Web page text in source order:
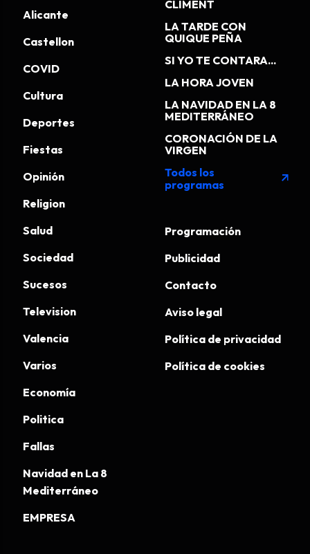
Alicante
Castellon
COVID
Cultura
Deportes
Fiestas
Opinión
Religion
Salud
Sociedad
Sucesos
Television
Valencia
Varios
Economía
Politica
Fallas
Navidad en La 8
Mediterráneo
EMPRESA
CLIMENT
LA TARDE CON
QUIQUE PEÑA
SI YO TE CONTARA...
LA HORA JOVEN
LA NAVIDAD EN LA 8
MEDITERRÁNEO
CORONACIÓN DE LA
VIRGEN
Todos los
programas
arrow_outward
Programación
Publicidad
Contacto
Aviso legal
Política de privacidad
Política de cookies